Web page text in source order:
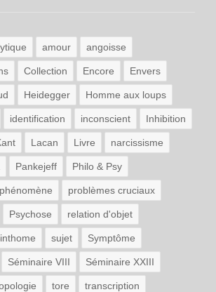
amour angoisse
Collection Encore Envers
Heidegger Homme aux loups
identification inconscient Inhibition
Lacan Livre narcissisme
Pankejeff Philo & Psy
phénomène problèmes cruciaux
Psychose relation d'objet
sujet Symptôme
Séminaire VIII Séminaire XXIII
tore transcription